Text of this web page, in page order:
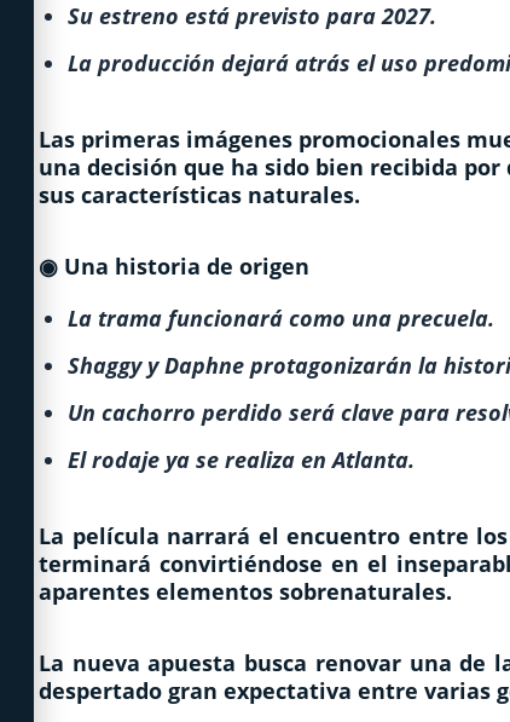
Su estreno está previsto para 2027.
La producción dejará atrás el uso
Las primeras imágenes promocionales
una decisión que ha sido bien recibida
sus características naturales.
◉ Una historia de origen
La trama funcionará como una precuela.
Shaggy y Daphne protagonizarán la
Un cachorro perdido será clave para
El rodaje ya se realiza en Atlanta.
La película narrará el encuentro entre
terminará convirtiéndose en el
aparentes elementos sobrenaturales.
La nueva apuesta busca renovar una de
despertado gran expectativa entre varias